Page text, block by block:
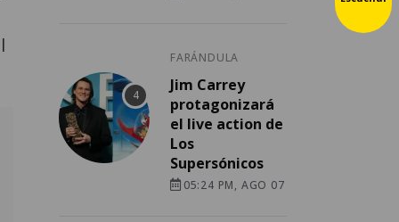
FARÁNDULA
Jim Carrey
protagonizará
el live action de
Los
Supersónicos
05:24 PM, AGO 07